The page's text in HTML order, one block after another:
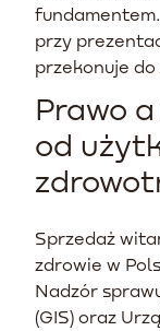
przy
przekonuje
Prawo
od
Sprzedaż
zdrowie w
Nadzór
(GIS) oraz